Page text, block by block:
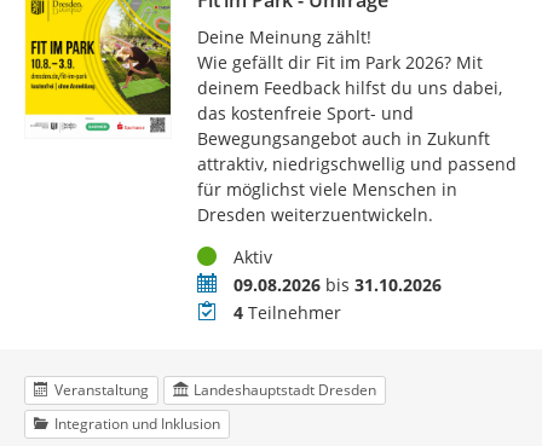
Deine Meinung zählt!
Wie gefällt dir Fit im Park 2026? Mit
deinem Feedback hilfst du uns dabei,
das kostenfreie Sport- und
Bewegungsangebot auch in Zukunft
attraktiv, niedrigschwellig und passend
für möglichst viele Menschen in
Dresden weiterzuentwickeln.
StatusAktiv
Zeitraum09.08.2026bis 31.10.2026
Teilnehmer
4Teilnehmer
Veranstaltung
Landeshauptstadt Dresden
Integration und Inklusion